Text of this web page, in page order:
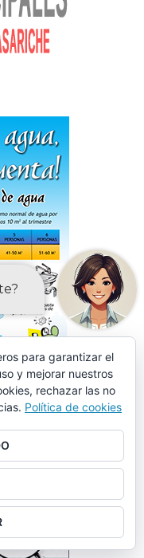
para garantizar el
y mejorar nuestros
rechazar las no
Política de cookies